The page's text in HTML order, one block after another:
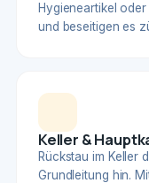
Hygieneartikel
und beseitigen es
Keller &
Rückstau im Keller
Grundleitung hin.